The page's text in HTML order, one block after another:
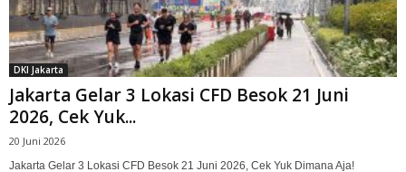
DKI Jakarta
Jakarta Gelar 3 Lokasi CFD Besok 21 Juni
2026, Cek Yuk...
20 Juni 2026
Jakarta Gelar 3 Lokasi CFD Besok 21 Juni 2026, Cek Yuk Dimana Aja!